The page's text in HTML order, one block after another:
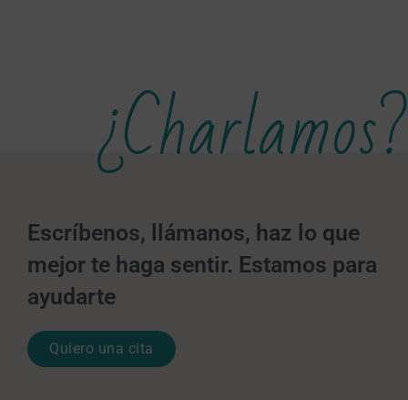
¿Charlamos?
Escríbenos, llámanos, haz lo que
mejor te haga sentir. Estamos para
ayudarte
Quiero una cita